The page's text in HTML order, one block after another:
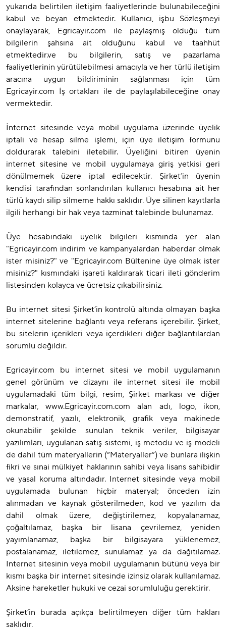
yukarıda belirtilen iletişim faaliyetlerinde bulunabileceğini
kabul ve beyan etmektedir. Kullanıcı, işbu Sözleşmeyi
onaylayarak, Egricayir.com ile paylaşmış olduğu tüm
bilgilerin şahsına ait olduğunu kabul ve taahhüt
etmektedir.ve bu bilgilerin, satış ve pazarlama
faaliyetlerinin yürütülebilmesi amacıyla ve her türlü iletişim
aracına uygun bildiriminin sağlanması için tüm
Egricayir.com İş ortakları ile de paylaşılabileceğine onay
vermektedir.
İnternet sitesinde veya mobil uygulama üzerinde üyelik
iptali ve hesap silme işlemi, için üye iletişim formunu
doldurarak talebini iletebilir. Üyeliğini bitiren üyenin
internet sitesine ve mobil uygulamaya giriş yetkisi geri
dönülmemek üzere iptal edilecektir. Şirket’in üyenin
kendisi tarafından sonlandırılan kullanıcı hesabına ait her
türlü kaydı silip silmeme hakkı saklıdır. Üye silinen kayıtlarla
ilgili herhangi bir hak veya tazminat talebinde bulunamaz.
Üye hesabındaki üyelik bilgileri kısmında yer alan
"Egricayir.com indirim ve kampanyalardan haberdar olmak
ister misiniz?" ve "Egricayir.com Bültenine üye olmak ister
misiniz?" kısmındaki işareti kaldırarak ticari ileti gönderim
listesinden kolayca ve ücretsiz çıkabilirsiniz.
Bu internet sitesi Şirket’in kontrolü altında olmayan başka
internet sitelerine bağlantı veya referans içerebilir. Şirket,
bu sitelerin içerikleri veya içerdikleri diğer bağlantılardan
sorumlu değildir.
Egricayir.com bu internet sitesi ve mobil uygulamanın
genel görünüm ve dizaynı ile internet sitesi ile mobil
uygulamadaki tüm bilgi, resim, Şirket markası ve diğer
markalar, www.Egricayir.com.com alan adı, logo, ikon,
demonstratif, yazılı, elektronik, grafik veya makinede
okunabilir şekilde sunulan teknik veriler, bilgisayar
yazılımları, uygulanan satış sistemi, iş metodu ve iş modeli
de dahil tüm materyallerin (“Materyaller”) ve bunlara ilişkin
fikri ve sınai mülkiyet haklarının sahibi veya lisans sahibidir
ve yasal koruma altındadır. Internet sitesinde veya mobil
uygulamada bulunan hiçbir materyal; önceden izin
alınmadan ve kaynak gösterilmeden, kod ve yazılım da
dahil olmak üzere, değiştirilemez, kopyalanamaz,
çoğaltılamaz, başka bir lisana çevrilemez, yeniden
yayımlanamaz, başka bir bilgisayara yüklenemez,
postalanamaz, iletilemez, sunulamaz ya da dağıtılamaz.
Internet sitesinin veya mobil uygulamanın bütünü veya bir
kısmı başka bir internet sitesinde izinsiz olarak kullanılamaz.
Aksine hareketler hukuki ve cezai sorumluluğu gerektirir.
Şirket’in burada açıkça belirtilmeyen diğer tüm hakları
saklıdır.